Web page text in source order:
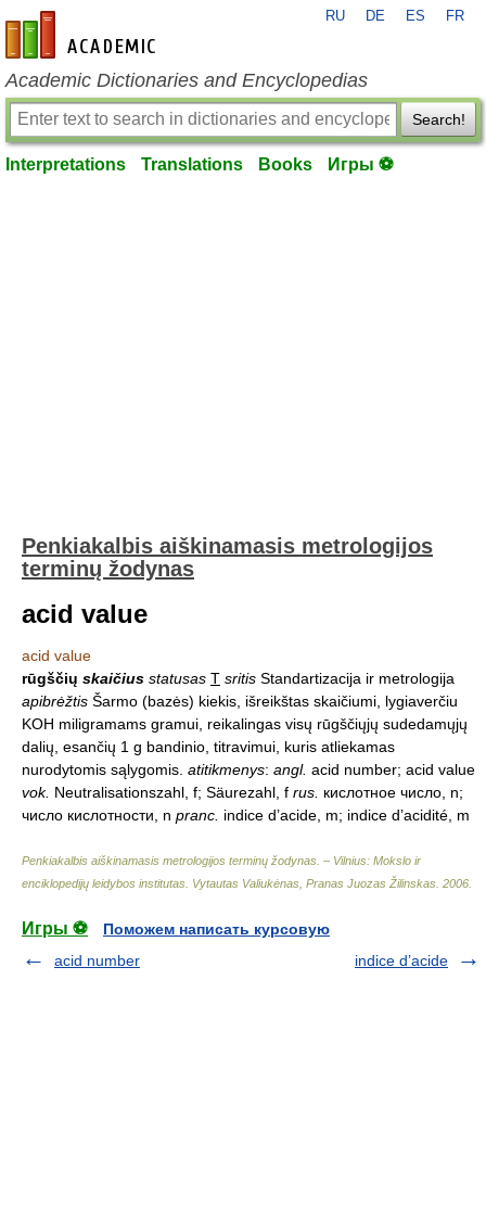
en-academic.com
RU DE ES FR
Academic Dictionaries and Encyclopedias
Search!
Interpretations Translations Books Игры ⚽
Penkiakalbis aiškinamasis metrologijos
terminų žodynas
acid value
acid value
rūgščių skaičius statusas T sritis Standartizacija ir metrologija
apibrėžtis Šarmo (bazės) kiekis, išreikštas skaičiumi, lygiaverčiu
KOH miligramams gramui, reikalingas visų rūgščiųjų sudedamųjų
dalių, esančių 1 g bandinio, titravimui, kuris atliekamas
nurodytomis sąlygomis. atitikmenys: angl. acid number; acid value
vok. Neutralisationszahl, f; Säurezahl, f rus. кислотное число, n;
число кислотности, n pranc. indice d’acide, m; indice d’acidité, m
Penkiakalbis aiškinamasis metrologijos terminų žodynas. – Vilnius: Mokslo ir
enciklopedijų leidybos institutas Vytautas Valiukėnas, Pranas Juozas Žilinskas 2006
Игры ⚽
Поможем написать курсовую
acid number
indice d’acide